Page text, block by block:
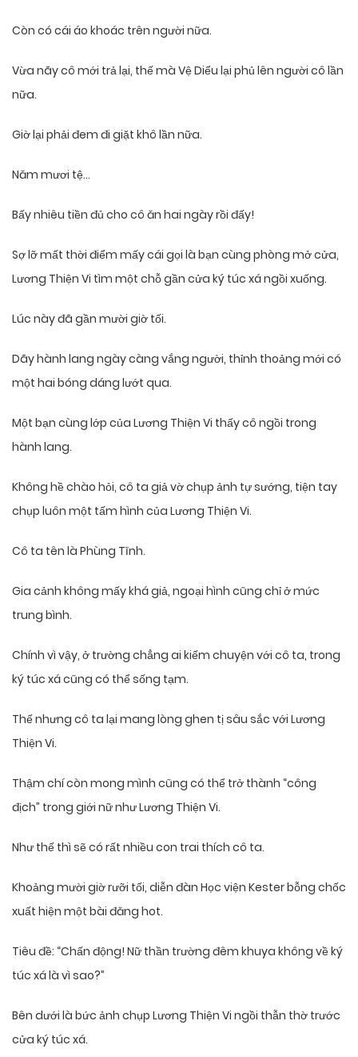
Còn có cái áo khoác trên người nữa.
Vừa nãy cô mới trả lại, thế mà Vệ Diểu lại phủ lên người cô lần
nữa.
Giờ lại phải đem đi giặt khô lần nữa.
Năm mươi tệ…
Bấy nhiêu tiền đủ cho cô ăn hai ngày rồi đấy!
Sợ lỡ mất thời điểm mấy cái gọi là bạn cùng phòng mở cửa,
Lương Thiện Vi tìm một chỗ gần cửa ký túc xá ngồi xuống.
Lúc này đã gần mười giờ tối.
Dãy hành lang ngày càng vắng người, thỉnh thoảng mới có
một hai bóng dáng lướt qua.
Một bạn cùng lớp của Lương Thiện Vi thấy cô ngồi trong
hành lang.
Không hề chào hỏi, cô ta giả vờ chụp ảnh tự sướng, tiện tay
chụp luôn một tấm hình của Lương Thiện Vi.
Cô ta tên là Phùng Tĩnh.
Gia cảnh không mấy khá giả, ngoại hình cũng chỉ ở mức
trung bình.
Chính vì vậy, ở trường chẳng ai kiếm chuyện với cô ta, trong
ký túc xá cũng có thể sống tạm.
Thế nhưng cô ta lại mang lòng ghen tị sâu sắc với Lương
Thiện Vi.
Thậm chí còn mong mình cũng có thể trở thành “công
địch” trong giới nữ như Lương Thiện Vi.
Như thế thì sẽ có rất nhiều con trai thích cô ta.
Khoảng mười giờ rưỡi tối, diễn đàn Học viện Kester bỗng chốc
xuất hiện một bài đăng hot.
Tiêu đề: “Chấn động! Nữ thần trường đêm khuya không về ký
túc xá là vì sao?”
Bên dưới là bức ảnh chụp Lương Thiện Vi ngồi thẫn thờ trước
cửa ký túc xá.